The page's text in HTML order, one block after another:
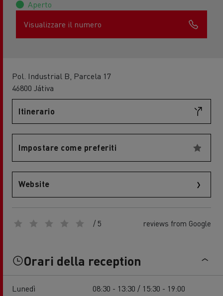
Aperto
Visualizzare il numero
Pol. Industrial B, Parcela 17
46800 Játiva
Itinerario
Impostare come preferiti
Website
/ 5 reviews from Google
Orari della reception
Lunedì
08:30 - 13:30 / 15:30 - 19:00